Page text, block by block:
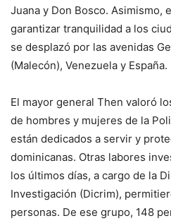
Juana y Don Bosco. Asimismo,
garantizar tranquilidad a los
se desplazó por las avenidas
(Malecón), Venezuela y España.
El mayor general Then valoró
de hombres y mujeres de la
están dedicados a servir y
dominicanas. Otras labores
los últimos días, a cargo de la
Investigación (Dicrim),
personas. De ese grupo, 148